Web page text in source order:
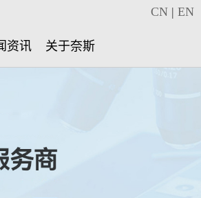
CN | EN
资讯 关于奈斯